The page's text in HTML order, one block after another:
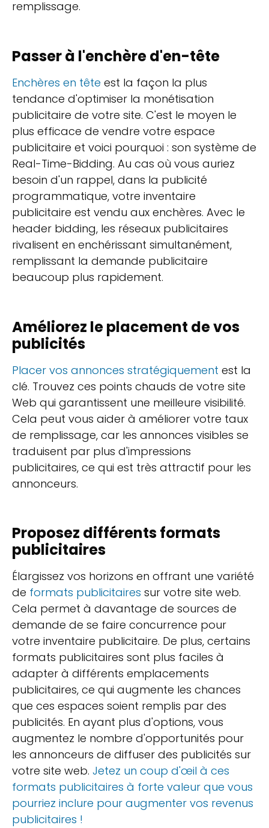
remplissage.
Passer à l'enchère d'en-tête
Enchères en tête est la façon la plus
tendance d'optimiser la monétisation
publicitaire de votre site. C'est le moyen le
plus efficace de vendre votre espace
publicitaire et voici pourquoi : son système de
Real-Time-Bidding. Au cas où vous auriez
besoin d'un rappel, dans la publicité
programmatique, votre inventaire
publicitaire est vendu aux enchères. Avec le
header bidding, les réseaux publicitaires
rivalisent en enchérissant simultanément,
remplissant la demande publicitaire
beaucoup plus rapidement.
Améliorez le placement de vos
publicités
Placer vos annonces stratégiquement est la
clé. Trouvez ces points chauds de votre site
Web qui garantissent une meilleure visibilité.
Cela peut vous aider à améliorer votre taux
de remplissage, car les annonces visibles se
traduisent par plus d'impressions
publicitaires, ce qui est très attractif pour les
annonceurs.
Proposez différents formats
publicitaires
Élargissez vos horizons en offrant une variété
de formats publicitaires sur votre site web.
Cela permet à davantage de sources de
demande de se faire concurrence pour
votre inventaire publicitaire. De plus, certains
formats publicitaires sont plus faciles à
adapter à différents emplacements
publicitaires, ce qui augmente les chances
que ces espaces soient remplis par des
publicités. En ayant plus d'options, vous
augmentez le nombre d'opportunités pour
les annonceurs de diffuser des publicités sur
votre site web. Jetez un coup d'œil à ces
formats publicitaires à forte valeur que vous
pourriez inclure pour augmenter vos revenus
publicitaires !